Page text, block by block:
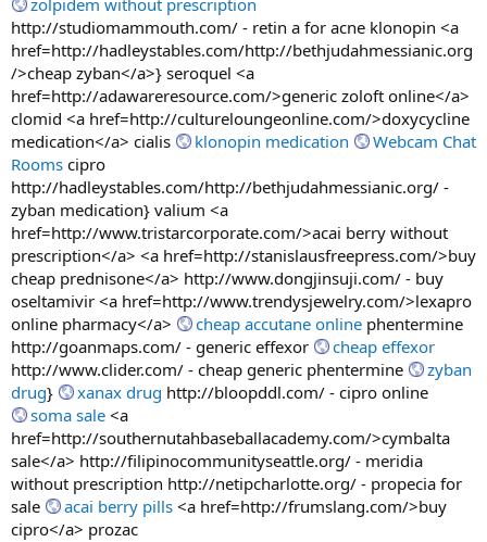
zolpidem without prescription
http://studiomammouth.com/ - retin a for acne klonopin <a
href=http://hadleystables.com/http://bethjudahmessianic.org
/>cheap zyban</a>} seroquel <a
href=http://adawareresource.com/>generic zoloft online</a>
clomid <a href=http://cultureloungeonline.com/>doxycycline
medication</a> cialis
klonopin medication
Webcam Chat
Rooms cipro
http://hadleystables.com/http://bethjudahmessianic.org/ -
zyban medication} valium <a
href=http://www.tristarcorporate.com/>acai berry without
prescription</a> <a href=http://stanislausfreepress.com/>buy
cheap prednisone</a> http://www.dongjinsuji.com/ - buy
oseltamivir <a href=http://www.trendysjewelry.com/>lexapro
online pharmacy</a>
cheap accutane online phentermine
http://goanmaps.com/ - generic effexor
cheap effexor
http://www.clider.com/ - cheap generic phentermine
zyban
drug} xanax drug http://bloopddl.com/ - cipro online
soma sale <a
href=http://southernutahbaseballacademy.com/>cymbalta
sale</a> http://filipinocommunityseattle.org/ - meridia
without prescription http://netipcharlotte.org/ - propecia for
sale
acai berry pills <a href=http://frumslang.com/>buy
cipro</a> prozac